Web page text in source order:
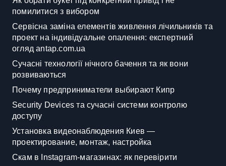
помилитися з вибором
Сервісна заміна елементів живлення лічильників та
проект на індивідуальне опалення: експертний
огляд antap.com.ua
Сучасні технології нічного бачення та як вони
розвиваються
Почему предприниматели выбирают Кипр
Security Devices та сучасні системи контролю
доступу
Установка видеонаблюдения Киев —
проектирование, монтаж, настройка
Скам в Instagram-магазинах: як перевірити